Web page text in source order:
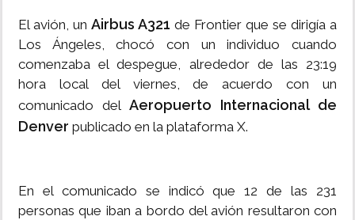
El avión, un Airbus A321 de Frontier que se dirigía a
Los Ángeles, chocó con un individuo cuando
comenzaba el despegue, alrededor de las 23:19
hora local del viernes, de acuerdo con un
comunicado del Aeropuerto Internacional de
Denver publicado en la plataforma X.
En el comunicado se indicó que 12 de las 231
personas que iban a bordo del avión resultaron con